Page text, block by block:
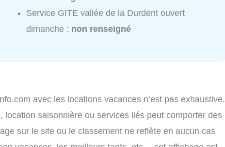
Service GITE vallée de la Durdent ouvert
dimanche : non renseigné
avec les locations vacances n’est pas exhaustive.
location saisonnière ou services liés peut comporter des
sur le site ou le classement ne reflète en aucun cas